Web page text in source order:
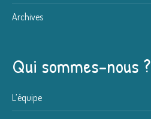
Archives
Qui sommes-nous ?
L’équipe